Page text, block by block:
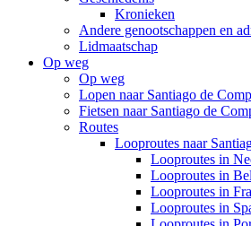
Kronieken
Andere genootschappen en
Lidmaatschap
Op weg
Op weg
Lopen naar Santiago de
Fietsen naar Santiago de
Routes
Looproutes naar
Looproutes in
Looproutes in
Looproutes in
Looproutes in